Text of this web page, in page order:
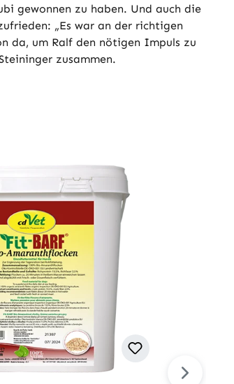
gewonnen zu haben. Und auch die
„Es war an der richtigen
da, um Ralf den nötigen Impuls zu
zusammen.